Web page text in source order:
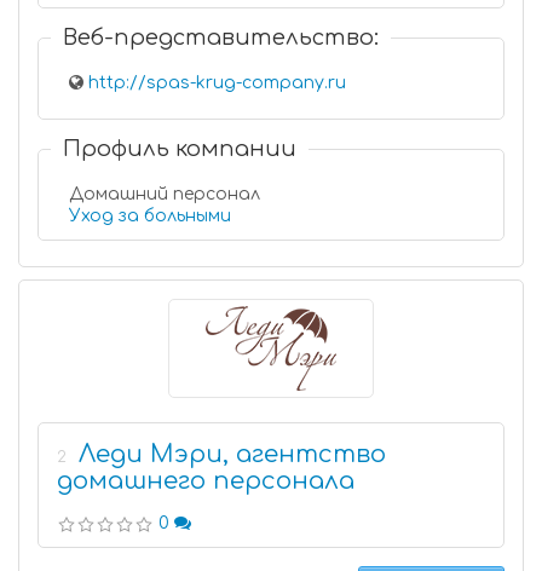
Веб-представительство:
http://spas-krug-company.ru
Профиль компании
Домашний персонал
Уход за больными
2
Леди Мэри, агентство
домашнего персонала
0